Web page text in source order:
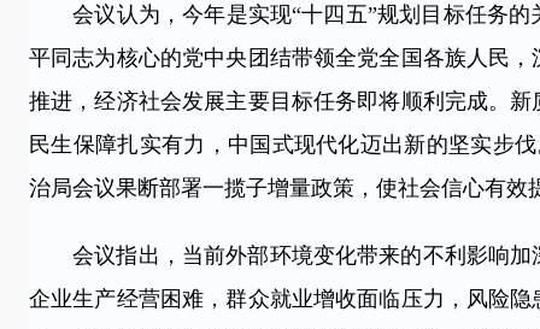
会议认为，今年是实现“十四五”规划目标任务的
平同志为核心的党中央团结带领全党全国各族人民
推进，经济社会发展主要目标任务即将顺利完成。
民生保障扎实有力，中国式现代化迈出新的坚实步
治局会议果断部署一揽子增量政策，使社会信心有效
会议指出，当前外部环境变化带来的不利影响加
企业生产经营困难，群众就业增收面临压力，风险